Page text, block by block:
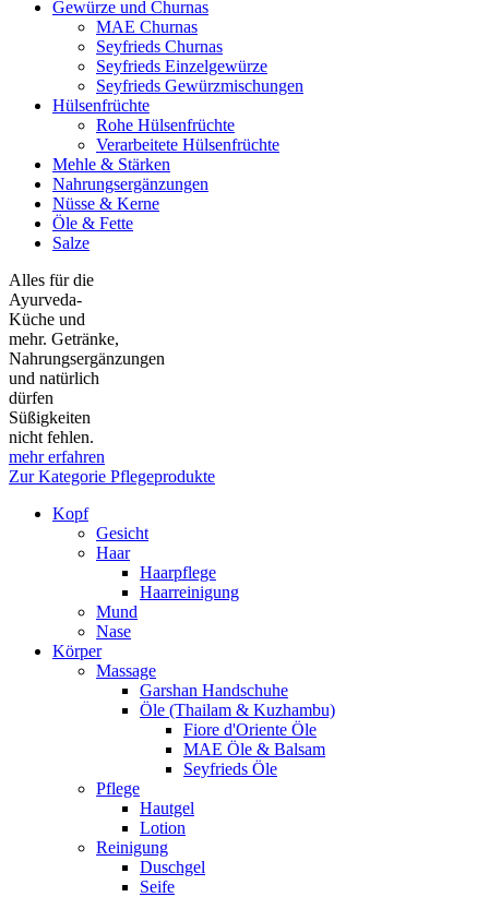
Gewürze und Churnas
MAE Churnas
Seyfrieds Churnas
Seyfrieds Einzelgewürze
Seyfrieds Gewürzmischungen
Hülsenfrüchte
Rohe Hülsenfrüchte
Verarbeitete Hülsenfrüchte
Mehle & Stärken
Nahrungsergänzungen
Nüsse & Kerne
Öle & Fette
Salze
Alles für die
Ayurveda-
Küche und
mehr. Getränke,
Nahrungsergänzungen
und natürlich
dürfen
Süßigkeiten
nicht fehlen.
mehr erfahren
Zur Kategorie Pflegeprodukte
Kopf
Gesicht
Haar
Haarpflege
Haarreinigung
Mund
Nase
Körper
Massage
Garshan Handschuhe
Öle (Thailam & Kuzhambu)
Fiore d'Oriente Öle
MAE Öle & Balsam
Seyfrieds Öle
Pflege
Hautgel
Lotion
Reinigung
Duschgel
Seife